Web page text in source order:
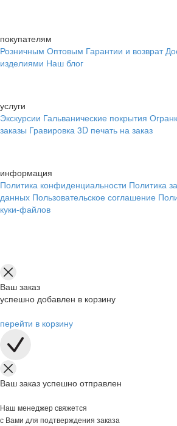
покупателям
Розничным Оптовым Гарантии и возврат
изделиями Наш блог
услуги
Экскурсии Гальванические покрытия
заказы Гравировка 3D печать на заказ
информация
Политика конфиденциальности Политика
данных Пользовательское соглашение
куки-файлов
Ваш заказ
успешно добавлен в корзину
перейти в корзину
Ваш заказ успешно отправлен
Наш менеджер свяжется
с Вами для подтверждения заказа